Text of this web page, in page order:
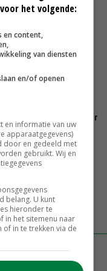
en Amalthea gaat
top
krimpt, pluimveesector
doe vooral ook waar
het volgende:
en content,
van diensten
en/of openen
en informatie van uw
apparaatgegevens)
door en gedeeld met
gebruikt. Wij en
belang. U kunt
hieronder te
in het sitemenu naar
of in te trekken via de